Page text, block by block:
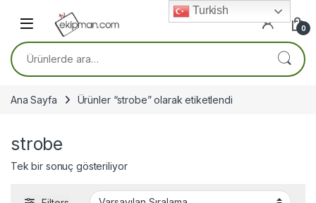
0
Ara:
Ana Sayfa Ürünler “strobe” olarak etiketlendi
strobe
Tek bir sonuç gösteriliyor
Turkish